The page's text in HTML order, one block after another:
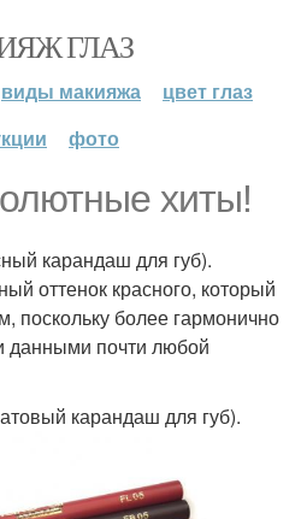
ГЛАЗ
виды макияжа
цвет глаз
фото
хиты!
карандаш для губ).
оттенок красного, который
поскольку более гармонично
данными почти любой
карандаш для губ).